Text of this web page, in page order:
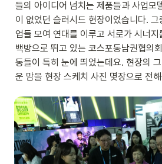
들의 아이디어 넘치는 제품들과 사업모
이 없었던 슬러시드 현장이었습니다.
업들 모여 연대를 이루고 서로가 시너지
백방으로 뛰고 있는 코스포동남권협의
동들이 특히 눈에 띄었는데요. 현장의
운 맘을 현장 스케치 사진 몇장으로 전